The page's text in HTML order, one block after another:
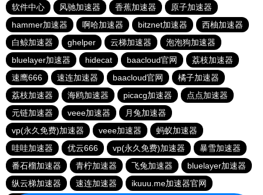
软件中心
风驰加速器 香蕉加速器
原子加速器
hammer加速器
啊哈加速器 bitznet加速器
西柚加速器
白鲸加速器
ghelper 云梯加速器
泡泡狗加速器
bluelayer加速器
hidecat baacloud官网
荔枝加速器
速鹰666
速连加速器 baacloud官网
橘子加速器
荔枝加速器
海鸥加速器 picacg加速器
点点加速器
元链加速器
veee加速器
月兔加速器
vp(永久免费)加速器
veee加速器
蚂蚁加速器
哇哇加速器
优云666 vp(永久免费)加速器
暴雪加速器
番石榴加速器
青柠加速器 飞兔加速器
bluelayer加速器
纵云梯加速器
速连加速器 ikuuu.me加速器官网